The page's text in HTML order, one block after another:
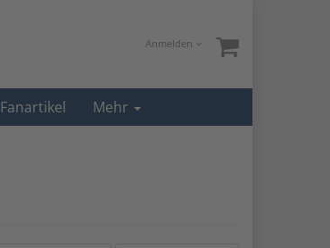
Anmelden
Fanartikel Mehr